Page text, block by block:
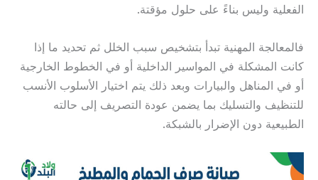
الفعلية وليس بناءً على حلول مؤقتة.
فالمعالجة المهنية تبدأ بتشخيص سبب الخلل ثم تحديد ما إذا
كانت المشكلة في المواسير الداخلية أو في الخطوط الخارجية
أو في المناهل والبيارات وبعد ذلك يتم اختيار الأسلوب الأنسب
للتنظيف والتسليك بما يضمن عودة التصريف إلى حالته
الطبيعية دون الإضرار بالشبكة.